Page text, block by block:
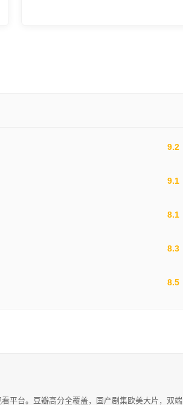
9.2
9.1
8.1
8.3
8.5
平台。豆瓣高分全覆盖，国产剧集欧美大片，双端